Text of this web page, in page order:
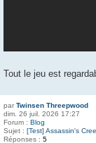
Tout le jeu est
par Twinsen Threepwood
dim. 26 juil. 2026 17:27
Forum : Blog
Sujet : [Test] Assassin's
Réponses : 5